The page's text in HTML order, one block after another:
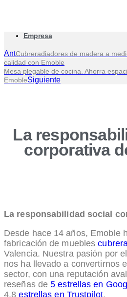
Empresa
AntCubreradiadores de madera a
calidad con Emoble
Mesa plegable de cocina. Ahorra
EmobleSiguiente
La
corporativa
La responsabilidad social
Desde hace 14 años, Emoble
fabricación de muebles
Valencia. Nuestra pasión por
nos ha llevado a convertirnos
sector, con una reputación
reseñas de5 estrellas en
4,8estrellas en Trustpilot.